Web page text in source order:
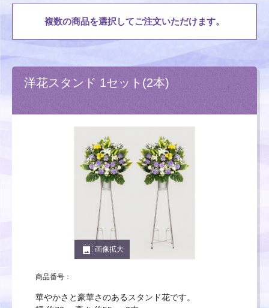
複数の商品を選択してご注文いただけます。
洋花スタンド 1セット(2本)
photo_size_select_large 画像拡大
商品番号：
華やかさと豪華さのあるスタンド花です。